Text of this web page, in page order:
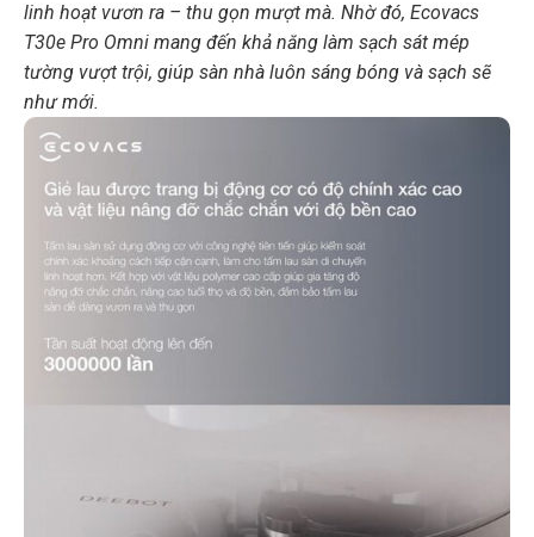
linh hoạt vươn ra – thu gọn mượt mà. Nhờ đó, Ecovacs
T30e Pro Omni mang đến khả năng làm sạch sát mép
tường vượt trội, giúp sàn nhà luôn sáng bóng và sạch sẽ
như mới.